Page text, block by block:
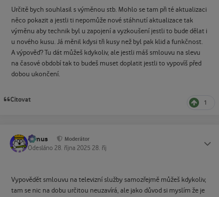
Určitě bych souhlasil s výměnou stb. Mohlo se tam při té aktualizaci
něco pokazit a jestli ti nepomůže nové stáhnutí aktualizace tak
výměnu aby technik byl u zapojení a vyzkoušení jestli to bude dělat i
u nového kusu. Já měnil kdysi tři kusy než byl pak klid a funkčnost.
A výpověď? Tu dát můžeš kdykoliv, ale jestli máš smlouvu na slevu
na časové období tak to budeš muset doplatit jestli to vypovíš před
dobou ukončení.
Citovat 1
tomus Moderátor
Odesláno 28. října 2025 28. říj
Vypovědět smlouvu na televizní služby samozřejmě můžeš kdykoliv,
tam se nic na dobu určitou neuzavírá, ale jako důvod si myslím že je